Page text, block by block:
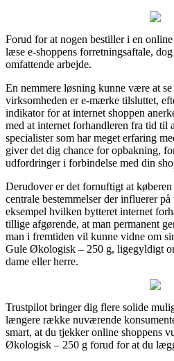
Forud for at nogen bestiller i en
læse e-shoppens forretningsaftale,
omfattende arbejde.
En nemmere løsning kunne være at
virksomheden er e-mærke tilsluttet,
indikator for at internet shoppen
med at internet forhandleren fra tid til
specialister som har meget erfaring
giver det dig chance for opbakning,
udfordringer i forbindelse med din
Derudover er det fornuftigt at
centrale bestemmelser der influerer
eksempel hvilken bytteret internet
tillige afgørende, at man permanent
man i fremtiden vil kunne vidne om
Gule Økologisk – 250 g, ligegyldigt
dame eller herre.
Trustpilot bringer dig flere solide
længere række nuværende
smart, at du tjekker online shoppens
Økologisk – 250 g forud for at du